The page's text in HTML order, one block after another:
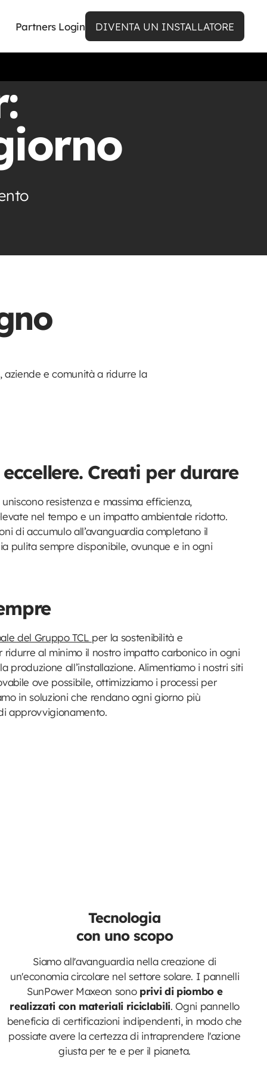
Partners Login DIVENTA UN INSTALLATORE
e comunità a ridurre la
Creati per durare
resistenza e massima efficienza,
nel tempo e un impatto ambientale ridotto.
di accumulo all’avanguardia completano il
pulita sempre disponibile, ovunque e in ogni
del Gruppo TCL per la sostenibilità e
ridurre al minimo il nostro impatto carbonico in ogni
produzione all’installazione. Alimentiamo i nostri siti
ove possibile, ottimizziamo i processi per
in soluzioni che rendano ogni giorno più
approvvigionamento.
Tecnologia
con uno scopo
Siamo all'avanguardia nella creazione di
un'economia circolare nel settore solare. I pannelli
SunPower Maxeon sono privi di piombo e
realizzati con materiali riciclabili. Ogni pannello
beneficia di certificazioni indipendenti, in modo che
possiate avere la certezza di intraprendere l'azione
giusta per te e per il pianeta.